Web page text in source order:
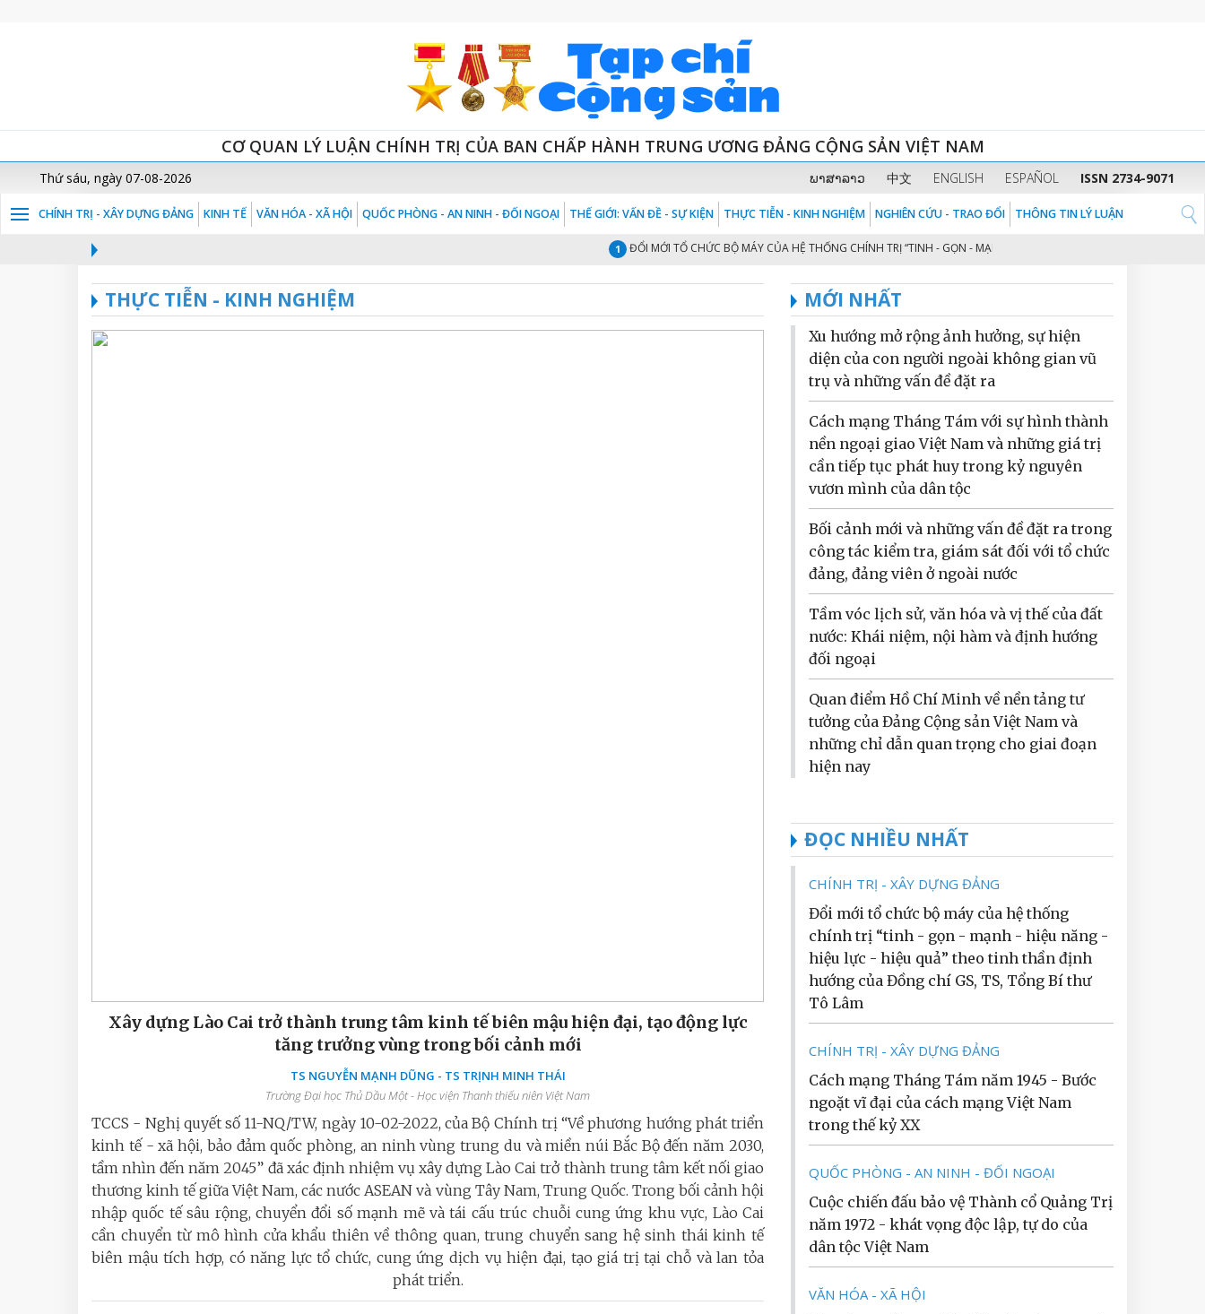
CƠ QUAN LÝ LUẬN CHÍNH TRỊ CỦA BAN CHẤP HÀNH TRUNG ƯƠNG ĐẢNG CỘNG SẢN VIỆT NAM
Thứ sáu, ngày 07-08-2026 ພາສາລາວ 中文 ENGLISH ESPAÑOL ISSN 2734-9071
CHÍNH TRỊ - XÂY DỰNG ĐẢNG KINH TẾ VĂN HÓA - XÃ HỘI QUỐC PHÒNG - AN NINH - ĐỐI NGOẠI THẾ GIỚI: VẤN ĐỀ - SỰ KIỆN THỰC TIỄN - KINH NGHIỆM NGHIÊN CỨU - TRAO ĐỔI THÔNG TIN LÝ LUẬN
ĐỔI MỚI TỔ CHỨC BỘ MÁY CỦA HỆ THỐNG CHÍNH TRỊ “TINH - GỌN - MẠNH - HIỆU NĂNG - HIỆU LỰC - HIỆU QUẢ”
THỰC TIỄN - KINH NGHIỆM
Xây dựng Lào Cai trở thành trung tâm kinh tế biên mậu hiện đại, tạo động lực
tăng trưởng vùng trong bối cảnh mới
TS NGUYỄN MẠNH DŨNG - TS TRỊNH MINH THÁI
Trường Đại học Thủ Dầu Một - Học viện Thanh thiếu niên Việt Nam
TCCS - Nghị quyết số 11-NQ/TW, ngày 10-02-2022, của Bộ Chính trị “Về phương hướng phát triển
kinh tế - xã hội, bảo đảm quốc phòng, an ninh vùng trung du và miền núi Bắc Bộ đến năm 2030,
tầm nhìn đến năm 2045” đã xác định nhiệm vụ xây dựng Lào Cai trở thành trung tâm kết nối giao
thương kinh tế giữa Việt Nam, các nước ASEAN và vùng Tây Nam, Trung Quốc. Trong bối cảnh hội
nhập quốc tế sâu rộng, chuyển đổi số mạnh mẽ và tái cấu trúc chuỗi cung ứng khu vực, Lào Cai
cần chuyển từ mô hình cửa khẩu thiên về thông quan, trung chuyển sang hệ sinh thái kinh tế
biên mậu tích hợp, có năng lực tổ chức, cung ứng dịch vụ hiện đại, tạo giá trị tại chỗ và lan tỏa
phát triển.
MỚI NHẤT
Xu hướng mở rộng ảnh hưởng, sự hiện
diện của con người ngoài không gian vũ
trụ và những vấn đề đặt ra
Cách mạng Tháng Tám với sự hình thành
nền ngoại giao Việt Nam và những giá trị
cần tiếp tục phát huy trong kỷ nguyên
vươn mình của dân tộc
Bối cảnh mới và những vấn đề đặt ra trong
công tác kiểm tra, giám sát đối với tổ chức
đảng, đảng viên ở ngoài nước
Tầm vóc lịch sử, văn hóa và vị thế của đất
nước: Khái niệm, nội hàm và định hướng
đối ngoại
Quan điểm Hồ Chí Minh về nền tảng tư
tưởng của Đảng Cộng sản Việt Nam và
những chỉ dẫn quan trọng cho giai đoạn
hiện nay
ĐỌC NHIỀU NHẤT
CHÍNH TRỊ - XÂY DỰNG ĐẢNG
Đổi mới tổ chức bộ máy của hệ thống
chính trị “tinh - gọn - mạnh - hiệu năng -
hiệu lực - hiệu quả” theo tinh thần định
hướng của Đồng chí GS, TS, Tổng Bí thư
Tô Lâm
CHÍNH TRỊ - XÂY DỰNG ĐẢNG
Cách mạng Tháng Tám năm 1945 - Bước
ngoặt vĩ đại của cách mạng Việt Nam
trong thế kỷ XX
QUỐC PHÒNG - AN NINH - ĐỐI NGOẠI
Cuộc chiến đấu bảo vệ Thành cổ Quảng Trị
năm 1972 - khát vọng độc lập, tự do của
dân tộc Việt Nam
VĂN HÓA - XÃ HỘI